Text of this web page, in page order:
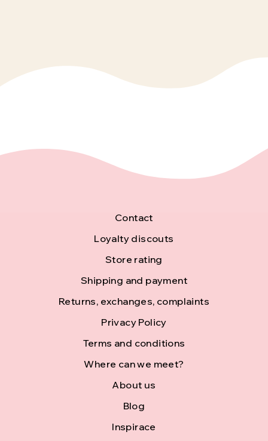
Contact
Loyalty discouts
Store rating
Shipping and payment
Returns, exchanges, complaints
Privacy Policy
Terms and conditions
Where can we meet?
About us
Blog
Inspirace